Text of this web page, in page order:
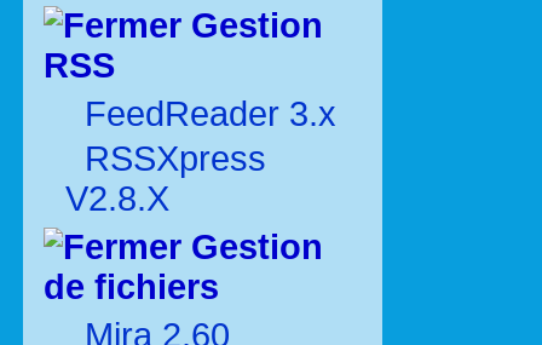
Gestion
RSS
FeedReader 3.x
RSSXpress
V2.8.X
Gestion
de fichiers
Mira 2.60